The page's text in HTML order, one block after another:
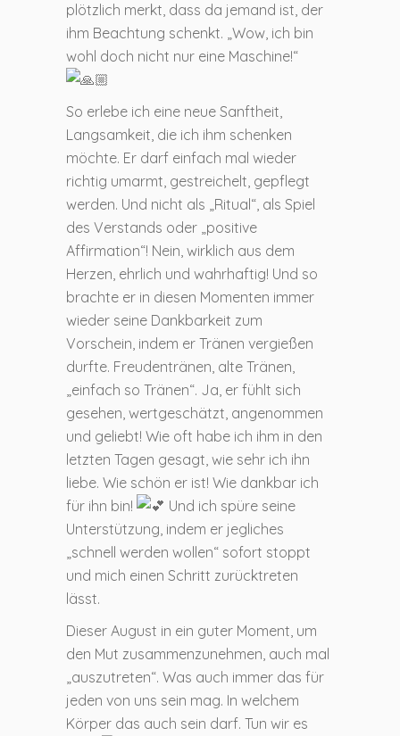
plötzlich merkt, dass da jemand ist, der
ihm Beachtung schenkt. „Wow, ich bin
wohl doch nicht nur eine Maschine!“
So erlebe ich eine neue Sanftheit,
Langsamkeit, die ich ihm schenken
möchte. Er darf einfach mal wieder
richtig umarmt, gestreichelt, gepflegt
werden. Und nicht als „Ritual“, als Spiel
des Verstands oder „positive
Affirmation“! Nein, wirklich aus dem
Herzen, ehrlich und wahrhaftig! Und so
brachte er in diesen Momenten immer
wieder seine Dankbarkeit zum
Vorschein, indem er Tränen vergießen
durfte. Freudentränen, alte Tränen,
„einfach so Tränen“. Ja, er fühlt sich
gesehen, wertgeschätzt, angenommen
und geliebt! Wie oft habe ich ihm in den
letzten Tagen gesagt, wie sehr ich ihn
liebe. Wie schön er ist! Wie dankbar ich
für ihn bin!
Und ich spüre seine
Unterstützung, indem er jegliches
„schnell werden wollen“ sofort stoppt
und mich einen Schritt zurücktreten
lässt.
Dieser August in ein guter Moment, um
den Mut zusammenzunehmen, auch mal
„auszutreten“. Was auch immer das für
jeden von uns sein mag. In welchem
Körper das auch sein darf. Tun wir es